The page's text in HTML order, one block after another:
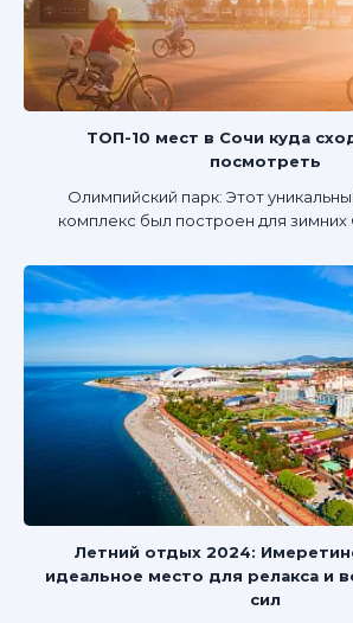
ТОП-10 мест в Сочи куда
посмотреть
Олимпийский парк: Этот
комплекс был построен для зимних
Летний отдых 2024:
идеальное место для релакса и
сил